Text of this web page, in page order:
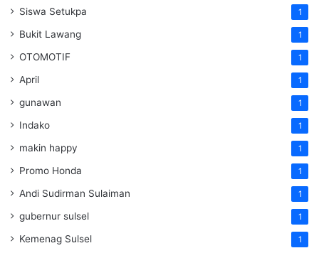
Siswa Setukpa 1
Bukit Lawang 1
OTOMOTIF 1
April 1
gunawan 1
Indako 1
makin happy 1
Promo Honda 1
Andi Sudirman Sulaiman 1
gubernur sulsel 1
Kemenag Sulsel 1